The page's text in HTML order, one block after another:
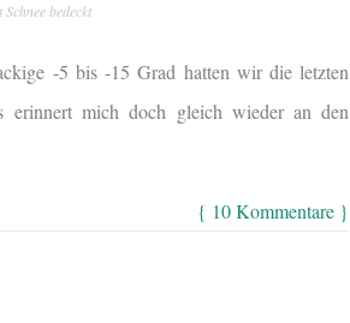
bedeckt
-5 bis -15 Grad hatten wir die letzten
erinnert mich doch gleich wieder an den
{ 10 Kommentare }